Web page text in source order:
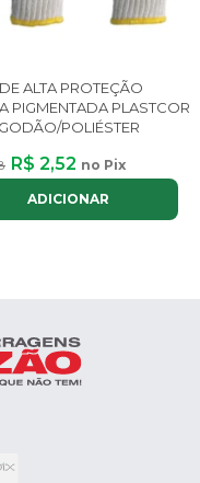
ALTA PROTEÇÃO
PIGMENTADA PLASTCOR
POLIÉSTER
R$ 2,52 no Pix
ADICIONAR